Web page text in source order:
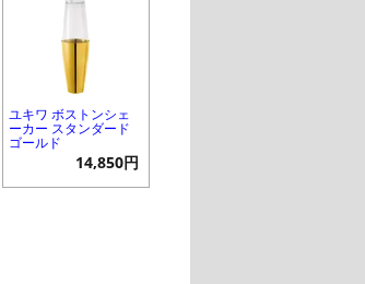
ユキワ ボストンシェ
ーカー スタンダード
ゴールド
14,850円